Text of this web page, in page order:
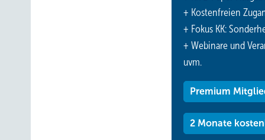
Wärmerückgewinnung trägt so zur Entlastung des
(Dunkelflaute) um bis zu 10 Gigawatt.
Durch die ventilatorgestützte Lüftung mit
Kosteneinsparungen erzielen. Zum einen in puncto
modernen, hoch gedämmten und sanierten Gebäuden
geringeren Kostenaufwand für die Heizungstechnik, z.
Außerdem ist die Wiedernutzung von Wärme, die sich
von regenerativer Energie verbunden, die erst
+ Kostenfreien
+ Fokus KK:
+ Webinare und
uvm.
Premium
2 Monate